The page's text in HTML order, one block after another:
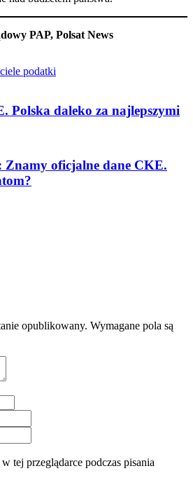
PAP, Polsat News
podatki
Polska daleko za najlepszymi
oficjalne dane CKE.
opublikowany. Wymagane pola są
tej przeglądarce podczas pisania